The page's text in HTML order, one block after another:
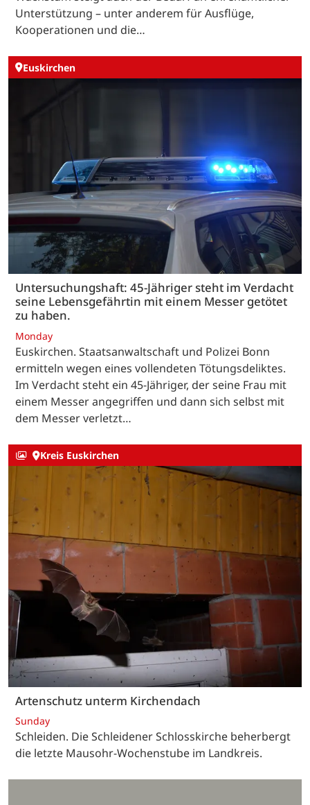
Unterstützung – unter anderem für Ausflüge,
Kooperationen und die…
Euskirchen
Untersuchungshaft: 45-Jähriger steht im Verdacht
seine Lebensgefährtin mit einem Messer getötet
zu haben.
Monday
Euskirchen. Staatsanwaltschaft und Polizei Bonn
ermitteln wegen eines vollendeten Tötungsdeliktes.
Im Verdacht steht ein 45-Jähriger, der seine Frau mit
einem Messer angegriffen und dann sich selbst mit
dem Messer verletzt…
Kreis Euskirchen
Artenschutz unterm Kirchendach
Sunday
Schleiden. Die Schleidener Schlosskirche beherbergt
die letzte Mausohr-Wochenstube im Landkreis.